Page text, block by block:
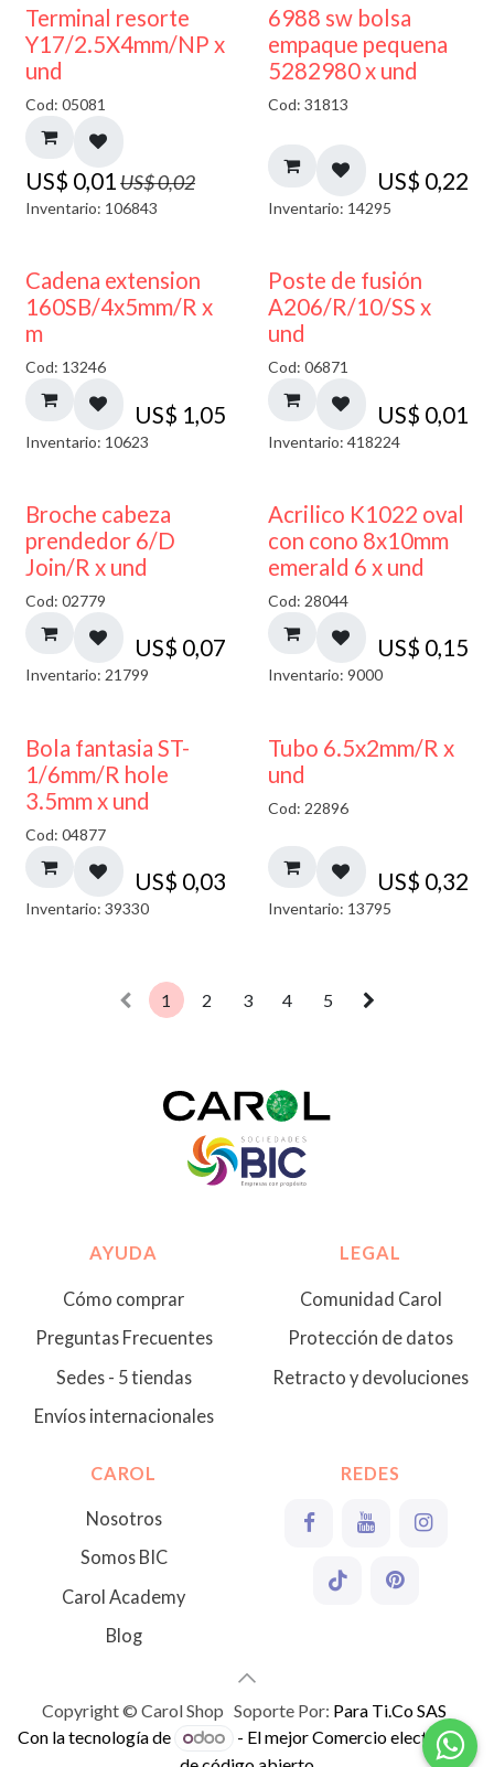
50% DESCUENTO
Terminal resorte
Y17/2.5X4mm/NP x
und
Cod: 05081
US$ 0,01 US$0,02
Inventario: 106843
6988 sw bolsa
empaque pequena
5282980 x und
Cod: 31813
US$ 0,22
Inventario: 14295
Cadena extension
160SB/4x5mm/R x
m
Cod: 13246
US$ 1,05
Inventario: 10623
Poste de fusión
A206/R/10/SS x
und
Cod: 06871
US$ 0,01
Inventario: 418224
Broche cabeza
prendedor 6/D
Join/R x und
Cod: 02779
US$ 0,07
Inventario: 21799
Acrilico K1022 oval
con cono 8x10mm
emerald 6 x und
Cod: 28044
US$ 0,15
Inventario: 9000
Bola fantasia ST-
1/6mm/R hole
3.5mm x und
Cod: 04877
US$ 0,03
Inventario: 39330
Tubo 6.5x2mm/R x
und
Cod: 22896
US$ 0,32
Inventario: 13795
1 2 3 4 5
AYUDA
Cómo comprar
Preguntas Frecuentes
Sedes - 5 tiendas
Envíos internacionales
LEGAL
Comunidad Carol
Protección de datos
Retracto y devoluciones
CAROL
Nosotros
Somos BIC
Carol Academy
Blog
REDES
Copyright © Carol Shop Soporte Por: Para Ti.Co SAS
Con la tecnología de
- El mejorComercio electrónico